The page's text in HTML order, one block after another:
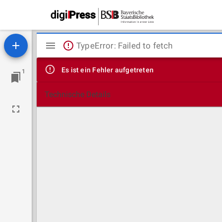
1
Mirador
Viewer
TypeError: Failed to fetch
Es ist ein Fehler aufgetreten
Technische Details